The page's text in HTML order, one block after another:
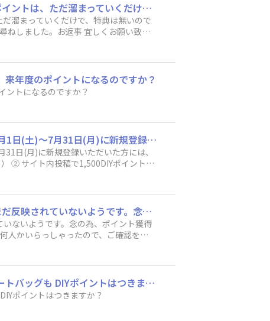
お世話になります🙇‍♀️質問です。 初めてランク5クリアをしました。ランク5を頂いた後のポイントは、ただ溜まっていくだけで、特典は無いのですか？5クリア以降は来期持ち越し出来るとか？？ 5クリアは初めてなので、システムが分からず、お尋ねしました。お返事 宜しくお願い致します。 🐰🐰さびうさ🐰🐰
溜まっていくだけで、特典は無いので
ねしました。お返事 宜しくお願い致し
年度のポイントになるのですか？
ントになるのですか？
下記キャンペーンについてです。 ⬇️ 【概要】 ① 新規登録で1,500DIYポイント！ 2023年7月1日(土)～7月31日(月)に新規登録いただいた方には、登録時に新規登録ポイントとして1,500DIYポイントを付与させていただきます。（通常500DIYポイント） ② サイト内投稿で1,500DIYポイント！ 期間中に新規登録いただいた方で、キャンペーン期間内に「DIYトーク」「作品投稿」「DIYレシピ」メニューのいずれかに1回でも投稿してくださった方には、プラス1,500DIYポイントを付与させていただきます。 ※コメントやいいねのみは対象外です。 ※2023年7月1日以前にご登録いただいている方は対象外です。 ※②の1,500DIYポイントは、8月11日(金)～8月18日(金)までの後日付与となります。 上記の期間中に新規登録と作品投稿したのですが、②のポイントが付与されていません。ご確認よろしくお願い致します。
ーのいずれかに1回でも投稿してくだ
中に新規登録と
9/15に「ホールソーでベジタブルボックス」のWSに参加しました。その時のポイントがまだ反映されていないようです。念の為、ポイント獲得履歴を10/1まで遡って確認してみましたがありませんでした。今までにも同じような問い合わせの方が何人かいらっしゃったので、ご確認をお願いしたく投稿させて頂きました。
ないようです。念の為、ポイント獲得
人かいらっしゃったので、ご確認をお
B&Bの作品1,000円以上の物なら DIYポイントはつきますか？ 今回割引になっている ジュートバッグも DIYポイントはつきますか？
る ジュートバッグも DIYポイントはつきますか？